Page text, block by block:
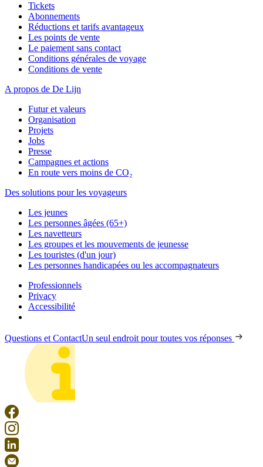
Tickets
Abonnements
Réductions et tarifs avantageux
Les points de vente
Le paiement sans contact
Conditions générales de voyage
Conditions de vente
A propos de De Lijn
Futur et valeurs
Organisation
Projets
Jobs
Presse
Campagnes et actions
En route vers moins de CO₂
Des solutions pour les voyageurs
Les jeunes
Les personnes âgées (65+)
Les navetteurs
Les groupes et les mouvements de jeunesse
Les touristes (d'un jour)
Les personnes handicapées ou les accompagnateurs
Professionnels
Privacy
Accessibilité
Questions et ContactUn seul endroit pour toutes vos réponses